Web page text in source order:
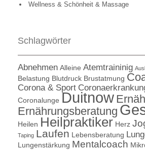
Wellness & Schönheit & Massage
Schlagwörter
Abnehmen Alleine Atemtraininig
Belastung Blutdruck Brustatmung
Corona & Sport
Coronalunge Duitnow
Ernährungsberatung
Heilen Heilpraktiker Herz
Taping Laufen Lebensberatung
Lungenstärkung Mentalcoach